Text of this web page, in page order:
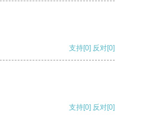
支持[0] 反对[0]
支持[0] 反对[0]